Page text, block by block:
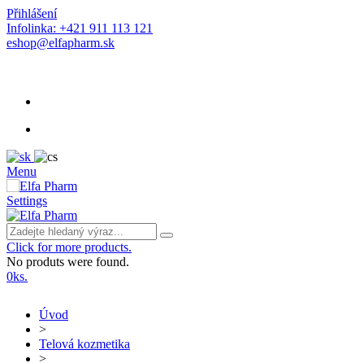
Přihlášení
Infolinka: +421 911 113 121
eshop@elfapharm.sk
Menu
Settings
Click for more products.
No produts were found.
0ks.
Úvod
>
Telová kozmetika
>